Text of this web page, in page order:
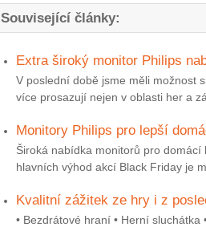
Související články:
Extra široký monitor Philips
V poslední době jsme měli možnost
více prosazují nejen v oblasti her a
Monitory Philips pro lepší
Široká nabídka monitorů pro
hlavních výhod akcí Black Friday je
Kvalitní zážitek ze hry i z
• Bezdrátové hraní • Herní